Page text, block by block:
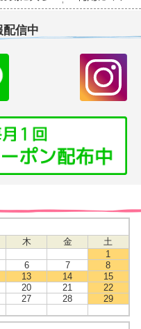
配信中
木 金
土
1
6 7
8
13 14
15
20 21
22
27 28
29